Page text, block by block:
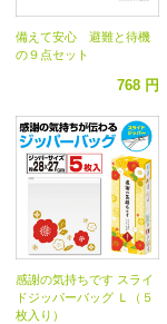
備えて安心 避難と待機
の９点セット
768 円
感謝の気持ちです スライ
ドジッパーバッグ Ｌ（５
枚入り）